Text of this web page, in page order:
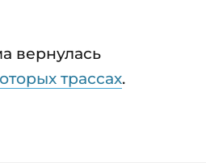
вернулась
трассах.